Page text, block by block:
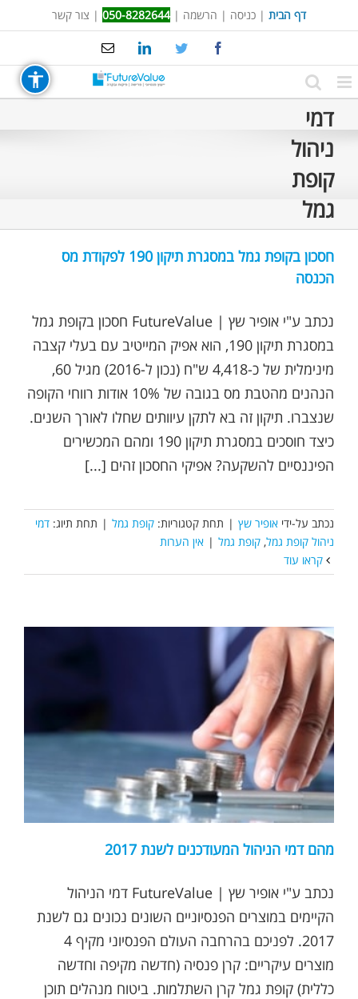
to
דף הבית | כניסה | הרשמה |
050-8282644
| צור קשר
Facebook
Twitter
LinkedIn
Email
דמי
ניהול
קופת
גמל
חסכון בקופת גמל במסגרת תיקון 190 לפקודת מס
הכנסה
נכתב ע"י אופיר שץ | FutureValue חסכון בקופת גמל
במסגרת תיקון 190, הוא אפיק המייטיב עם בעלי קצבה
מינימלית של כ-4,418 ש"ח (נכון ל-2016) מגיל 60,
הנהנים מהטבת מס בגובה של 10% אודות רווחי הקופה
שנצברו. תיקון זה בא לתקן עיוותים שחלו לאורך השנים.
כיצד חוסכים במסגרת תיקון 190 ומהם המכשירים
הפיננסיים להשקעה? אפיקי החסכון זהים [...]
נכתב על-ידי אופיר שץ | תחת קטגוריות: קופת גמל | תחת תיוג: דמי
ניהול קופת גמל, קופת גמל | אין הערות
קראו עוד
מהם דמי הניהול המעודכנים לשנת 2017
נכתב ע"י אופיר שץ | FutureValue דמי הניהול
הקיימים במוצרים הפנסיוניים השונים נכונים גם לשנת
2017. לפניכם בהרחבה העולם הפנסיוני מקיף 4
מוצרים עיקריים: קרן פנסיה (חדשה מקיפה וחדשה
כללית) קופת גמל קרן השתלמות. ביטוח מנהלים תוכן